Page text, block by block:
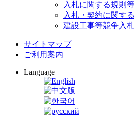
入札に関する規則等
入札・契約に関す
建設工事等競争入
サイトマップ
ご利用案内
Language